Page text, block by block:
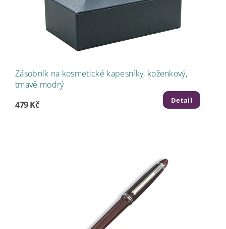
Zásobník na kosmetické kapesníky, koženkový,
tmavě modrý
479 Kč
Detail